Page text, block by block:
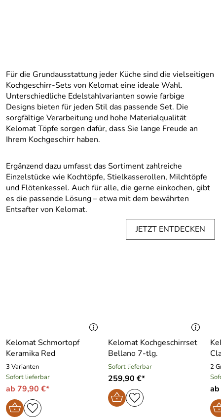
Für die Grundausstattung jeder Küche sind die vielseitigen
Kochgeschirr-Sets von Kelomat eine ideale Wahl.
Unterschiedliche Edelstahlvarianten sowie farbige
Designs bieten für jeden Stil das passende Set. Die
sorgfältige Verarbeitung und hohe Materialqualität
Kelomat Töpfe sorgen dafür, dass Sie lange Freude an
Ihrem Kochgeschirr haben.
Ergänzend dazu umfasst das Sortiment zahlreiche
Einzelstücke wie Kochtöpfe, Stielkasserollen, Milchtöpfe
und Flötenkessel. Auch für alle, die gerne einkochen, gibt
es die passende Lösung – etwa mit dem bewährten
Entsafter von Kelomat.
JETZT ENTDECKEN
Kelomat Schmortopf
Keramika Red
3 Varianten
Sofort lieferbar
ab 79,90 €*
Kelomat Kochgeschirrset
Bellano 7-tlg.
Sofort lieferbar
259,90 €*
2